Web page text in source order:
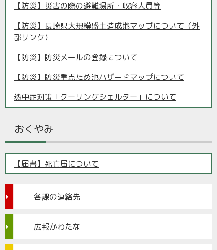
【防災】災害の際の避難場所・収容人員等
【防災】長崎県大規模盛土造成地マップについて（外
部リンク）
【防災】防災メールの登録について
【防災】防災重点ため池ハザードマップについて
熱中症対策「クーリングシェルター」について
おくやみ
【届書】死亡届について
各課の連絡先
広報かわたな